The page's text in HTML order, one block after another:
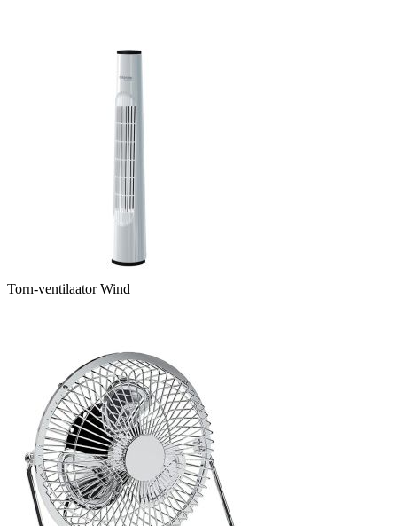
Torn-ventilaator Wind